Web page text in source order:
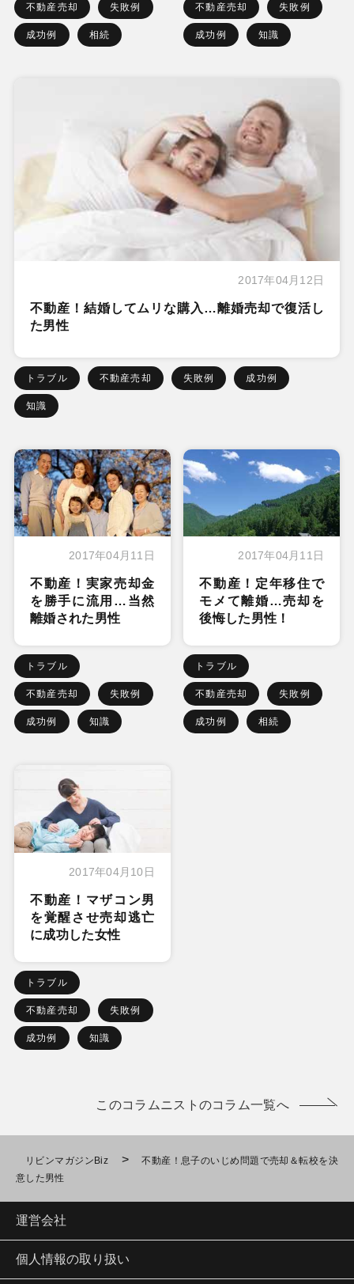
不動産売却 失敗例
成功例 相続
不動産売却 失敗例
成功例 知識
2017年04月12日
不動産！結婚してムリな購入…離婚売却で復活し
た男性
トラブル 不動産売却 失敗例 成功例
知識
2017年04月11日
不動産！実家売却金
を勝手に流用…当然
離婚された男性
トラブル
不動産売却 失敗例
成功例 知識
2017年04月11日
不動産！定年移住で
モメて離婚…売却を
後悔した男性！
トラブル
不動産売却 失敗例
成功例 相続
2017年04月10日
不動産！マザコン男
を覚醒させ売却逃亡
に成功した女性
トラブル
不動産売却 失敗例
成功例 知識
このコラムニストのコラム一覧へ
リビンマガジンBiz >
不動産！息子のいじめ問題で売却＆転校を決
意した男性
運営会社
個人情報の取り扱い